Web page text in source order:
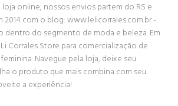
loja online, nossos envios partem do RS e
2014 com o blog: www.lelicorrales.com.br -
dentro do segmento de moda e beleza. Em
Corrales Store para comercialização de
Navegue pela loja, deixe seu
o produto que mais combina com seu
a experiência!